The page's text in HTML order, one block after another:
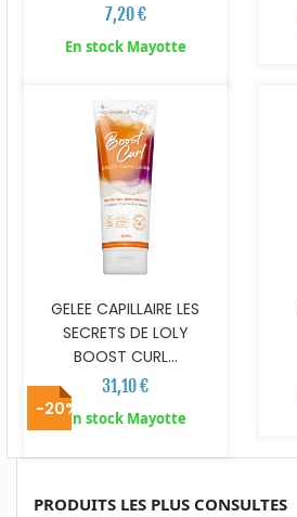
7,20 €
En stock Mayotte
GELEE CAPILLAIRE LES
SECRETS DE LOLY
BOOST CURL...
31,10 €
En stock Mayotte
PRODUITS LES PLUS CONSULTES
-20%